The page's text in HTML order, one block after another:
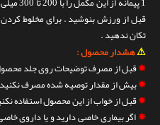
قبل از ورزش بنوشید . برای مخلوط
تکان ندهید .
⚠هشدار محصول :
✵قبل از مصرف توضیحات روی جلد
✵بیش از مقدار توصیه شده مصرف
✵قبل از خواب از این محصول استفاده
✵اگر بیماری خاصی دارید و یا داروی